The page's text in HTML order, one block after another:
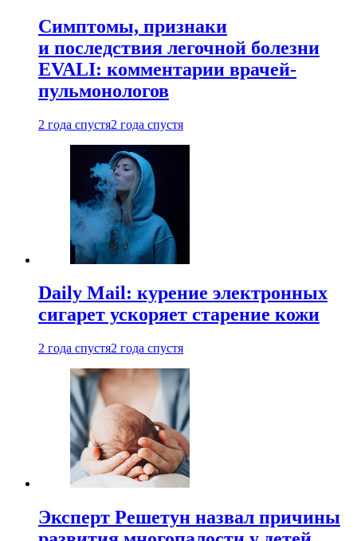
Симптомы, признаки
и последствия легочной болезни
EVALI: комментарии врачей-
пульмонологов
2 года спустя2 года спустя
Daily Mail: курение электронных
сигарет ускоряет старение кожи
2 года спустя2 года спустя
Эксперт Решетун назвал причины